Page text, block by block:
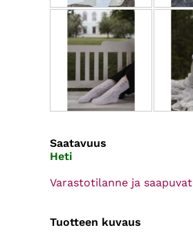
Saatavuus
Heti
Varastotilanne ja saapuvat
Tuotteen kuvaus